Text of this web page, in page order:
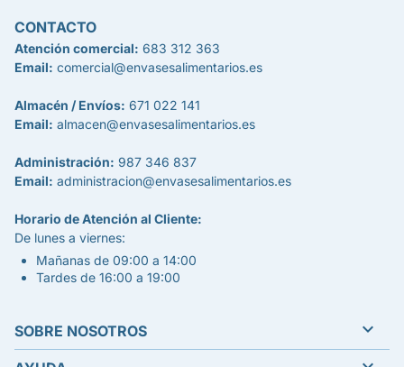
CONTACTO
Atención comercial: 683 312 363
Email: comercial@envasesalimentarios.es
Almacén / Envíos: 671 022 141
Email: almacen@envasesalimentarios.es
Administración: 987 346 837
Email: administracion@envasesalimentarios.es
Horario de Atención al Cliente:
De lunes a viernes:
Mañanas de 09:00 a 14:00
Tardes de 16:00 a 19:00
SOBRE NOSOTROS 